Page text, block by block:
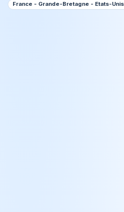
France - Grande-Bretagne - Etats-